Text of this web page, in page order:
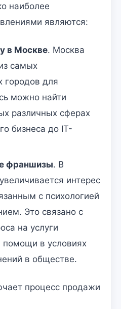
наиболее
являются:
в Москве. Москва
самых
городов для
можно найти
различных сферах
бизнеса до IT-
франшизы. В
интерес
с психологией
Это связано с
на услуги
помощи в условиях
в обществе.
процесс продажи